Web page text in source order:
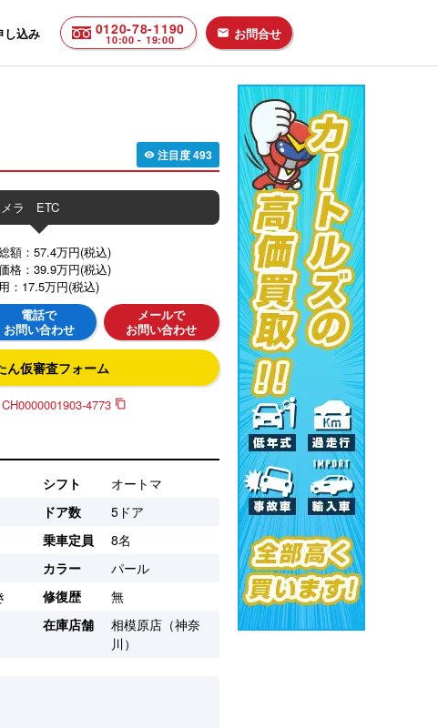
し込み 0120-78-1190
10:00 - 19:00 email お問合せ
visibility 注目度493
ラ ETC
額：57.4万円(税込)
格：39.9万円(税込)
：17.5万円(税込)
電話で
お問い合わせ
メールで
お問い合わせ
ん仮審査フォーム
CH0000001903-4773 content_copy
シフト
オートマ
ドア数
5ドア
乗車定員
8名
カラー
パール
修復歴
無
在庫店舗
相模原店（神奈
川）